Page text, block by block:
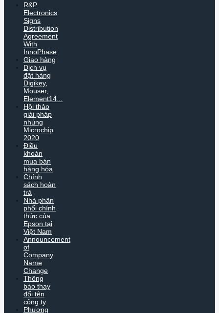
R&P
Electronics
Signs
Distribution
Agreement
With
InnoPhase
Giao hàng
Dịch vụ
đặt hàng
Digikey,
Mouser,
Element14...
Hội thảo
giải pháp
nhúng
Microchip
2020
Điều
khoản
mua bán
hàng hóa
Chính
sách hoàn
trả
Nhà phân
phối chính
thức của
Epson tại
Việt Nam
Announcement
of
Company
Name
Change
Thông
báo thay
đổi tên
công ty
Phương